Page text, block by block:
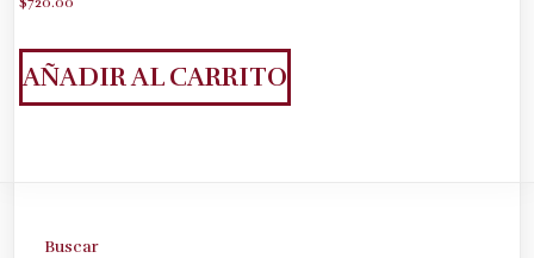
AÑADIR AL CARRITO
Buscar